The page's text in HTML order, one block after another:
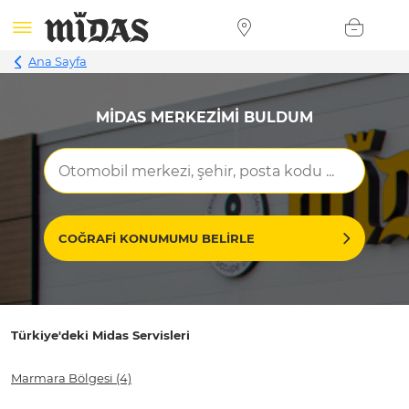
Ana Sayfa
MIDAS MERKEZIMI BULDUM
COĞRAFI KONUMUMU BELIRLE
Türkiye'deki Midas Servisleri
Marmara Bölgesi (4)